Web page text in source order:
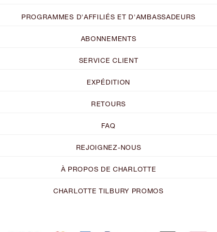
PROGRAMMES D'AFFILIÉS ET D'AMBASSADEURS
ABONNEMENTS
SERVICE CLIENT
EXPÉDITION
RETOURS
FAQ
REJOIGNEZ-NOUS
À PROPOS DE CHARLOTTE
CHARLOTTE TILBURY PROMOS